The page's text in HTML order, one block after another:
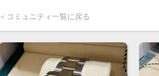
＜コミュニティ一覧に戻る